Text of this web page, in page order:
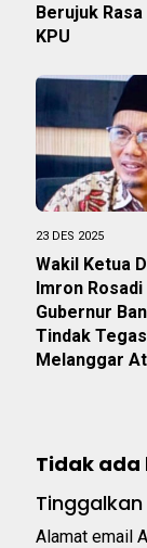
Berujuk Rasa
KPU
23 DES 2025
Wakil Ketua
Imron
Gubernur
Tindak
Melanggar
Tidak
Alamat email